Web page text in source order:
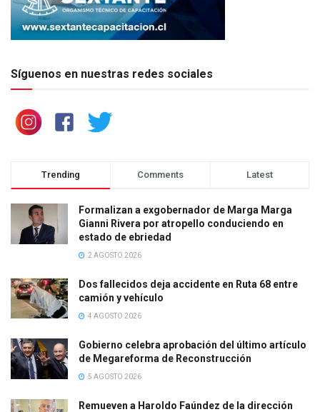
Síguenos en nuestras redes sociales
Trending Comments Latest
Formalizan a exgobernador de Marga Marga
Gianni Rivera por atropello conduciendo en
estado de ebriedad
2 AGOSTO 2026
Dos fallecidos deja accidente en Ruta 68 entre
camión y vehículo
4 AGOSTO 2026
Gobierno celebra aprobación del último artículo
de Megareforma de Reconstrucción
5 AGOSTO 2026
Remueven a Haroldo Faúndez de la dirección